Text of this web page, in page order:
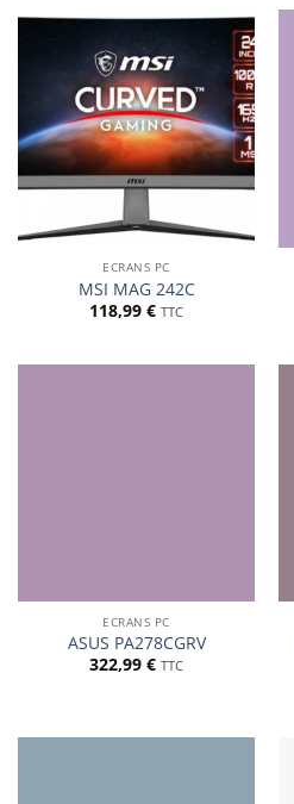
ECRANS PC
MSI MAG 242C
118,99 € TTC
ECRANS PC
ASUS PA278CGRV
322,99 € TTC